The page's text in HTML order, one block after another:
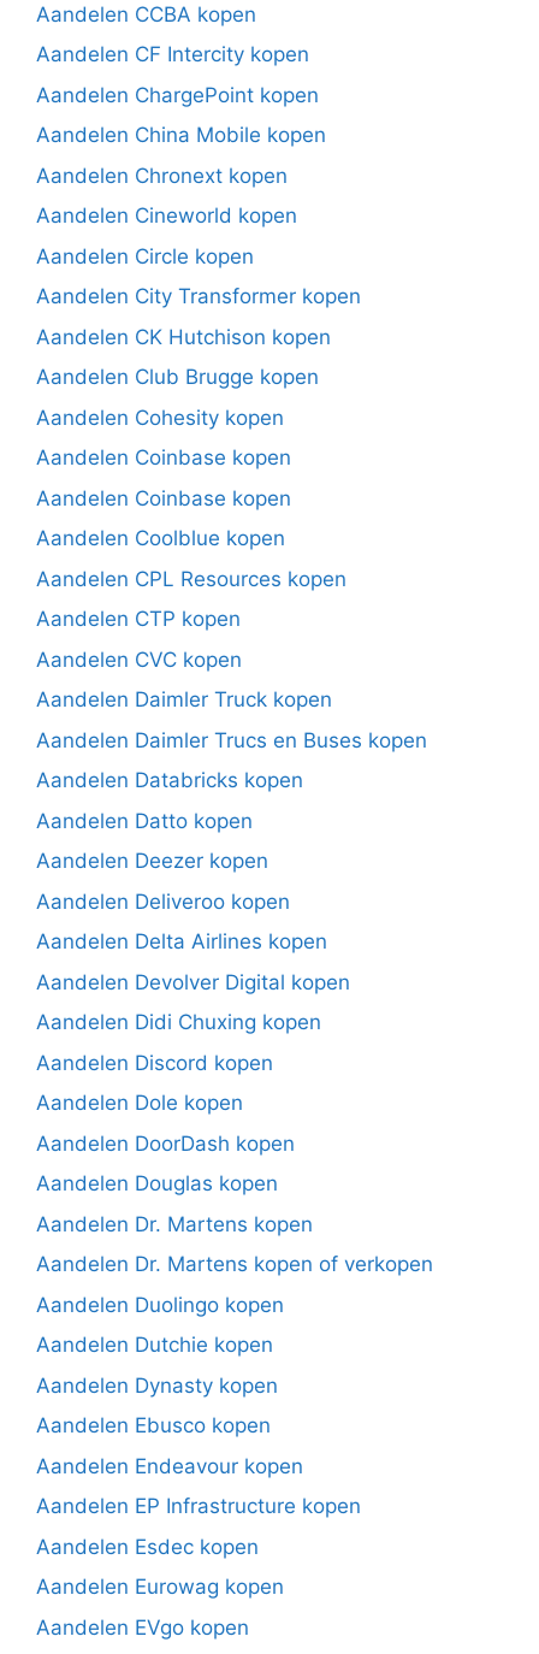
Aandelen CCBA kopen
Aandelen CF Intercity kopen
Aandelen ChargePoint kopen
Aandelen China Mobile kopen
Aandelen Chronext kopen
Aandelen Cineworld kopen
Aandelen Circle kopen
Aandelen City Transformer kopen
Aandelen CK Hutchison kopen
Aandelen Club Brugge kopen
Aandelen Cohesity kopen
Aandelen Coinbase kopen
Aandelen Coinbase kopen
Aandelen Coolblue kopen
Aandelen CPL Resources kopen
Aandelen CTP kopen
Aandelen CVC kopen
Aandelen Daimler Truck kopen
Aandelen Daimler Trucs en Buses kopen
Aandelen Databricks kopen
Aandelen Datto kopen
Aandelen Deezer kopen
Aandelen Deliveroo kopen
Aandelen Delta Airlines kopen
Aandelen Devolver Digital kopen
Aandelen Didi Chuxing kopen
Aandelen Discord kopen
Aandelen Dole kopen
Aandelen DoorDash kopen
Aandelen Douglas kopen
Aandelen Dr. Martens kopen
Aandelen Dr. Martens kopen of verkopen
Aandelen Duolingo kopen
Aandelen Dutchie kopen
Aandelen Dynasty kopen
Aandelen Ebusco kopen
Aandelen Endeavour kopen
Aandelen EP Infrastructure kopen
Aandelen Esdec kopen
Aandelen Eurowag kopen
Aandelen EVgo kopen